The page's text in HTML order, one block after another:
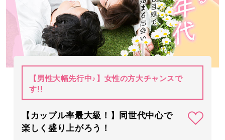
【男性大幅先行中♪】女性の方大チャンスで
す!!
【カップル率最大級！】同世代中心で
楽しく盛り上がろう！